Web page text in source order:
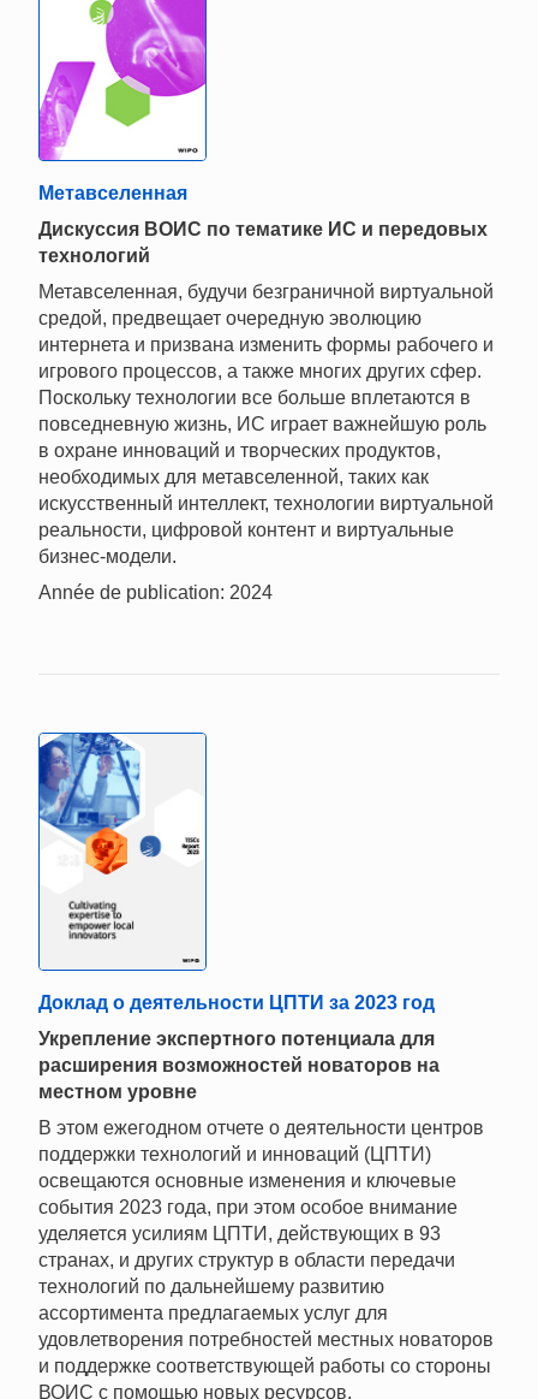
Метавселенная
Дискуссия ВОИС по тематике ИС и передовых
технологий
Метавселенная, будучи безграничной виртуальной
средой, предвещает очередную эволюцию
интернета и призвана изменить формы рабочего и
игрового процессов, а также многих других сфер.
Поскольку технологии все больше вплетаются в
повседневную жизнь, ИС играет важнейшую роль
в охране инноваций и творческих продуктов,
необходимых для метавселенной, таких как
искусственный интеллект, технологии виртуальной
реальности, цифровой контент и виртуальные
бизнес-модели.
Année de publication: 2024
Доклад о деятельности ЦПТИ за 2023 год
Укрепление экспертного потенциала для
расширения возможностей новаторов на
местном уровне
В этом ежегодном отчете о деятельности центров
поддержки технологий и инноваций (ЦПТИ)
освещаются основные изменения и ключевые
события 2023 года, при этом особое внимание
уделяется усилиям ЦПТИ, действующих в 93
странах, и других структур в области передачи
технологий по дальнейшему развитию
ассортимента предлагаемых услуг для
удовлетворения потребностей местных новаторов
и поддержке соответствующей работы со стороны
ВОИС с помощью новых ресурсов.